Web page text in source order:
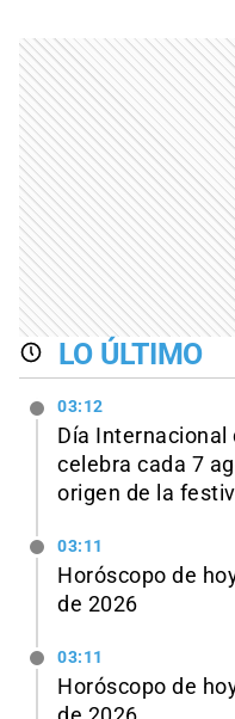
LO ÚLTIMO
03:12
Día Internacional
celebra cada 7
origen de la
03:11
Horóscopo de
de 2026
03:11
Horóscopo de